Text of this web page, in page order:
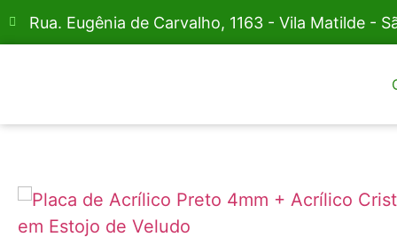
Rua. Eugênia de Carvalho, 1163 - Vila Matilde -